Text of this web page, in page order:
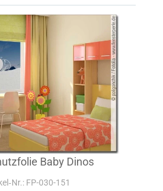
Baby Dinos
FP-030-151